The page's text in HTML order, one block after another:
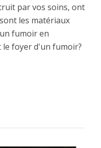
par vos soins, ont
les matériaux
fumoir en
le foyer d'un fumoir?